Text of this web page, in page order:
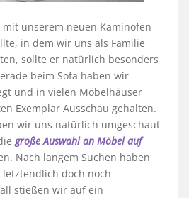
mit unserem neuen Kaminofen
in dem wir uns als Familie
sollte er natürlich besonders
beim Sofa haben wir
und in vielen Möbelhäuser
Exemplar Ausschau gehalten.
wir uns natürlich umgeschaut
große Auswahl an Möbel auf
Nach langem Suchen haben
doch noch
stießen wir auf ein